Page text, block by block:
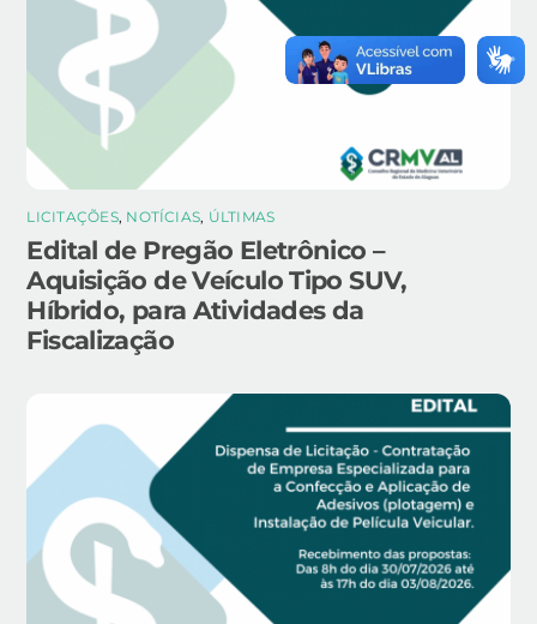
LICITAÇÕES, NOTÍCIAS, ÚLTIMAS
Edital de Pregão Eletrônico –
Aquisição de Veículo Tipo SUV,
Híbrido, para Atividades da
Fiscalização